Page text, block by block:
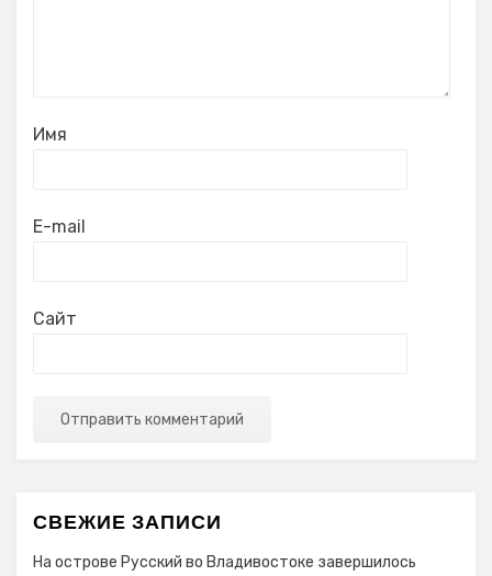
Имя
E-mail
Сайт
СВЕЖИЕ ЗАПИСИ
На острове Русский во Владивостоке завершилось